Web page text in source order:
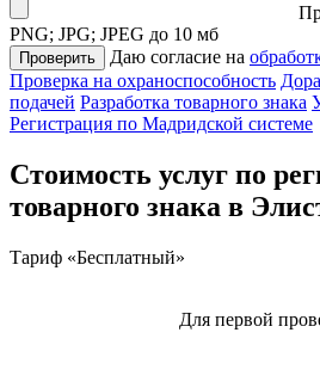
PNG; JPG; JPEG до 10 мб
Проверить Даю согласие на
Проверка на охраноспособность
подачей Разработка товарного знака
Регистрация по Мадридской системе
Стоимость услуг по
товарного знака в
Тариф «Бесплатный»
Для первой